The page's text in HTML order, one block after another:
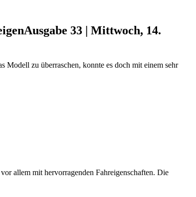
Ausgabe 33 | Mittwoch, 14.
zu überraschen, konnte es doch mit einem sehr
allem mit hervorragenden Fahreigenschaften. Die